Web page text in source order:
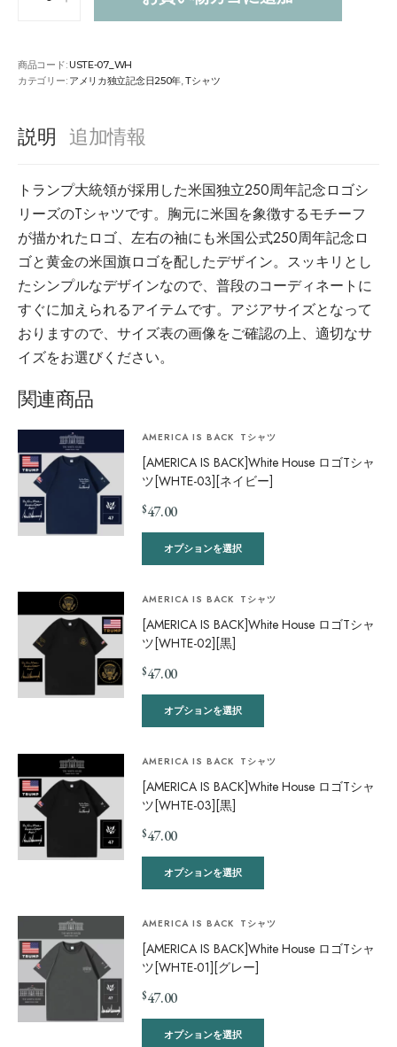
商品コード:USTE-07_WH
カテゴリー: アメリカ独立記念日250年 ,Tシャツ
説明 追加情報
トランプ大統領が採用した米国独立250周年記念ロゴシ
リーズのTシャツです。胸元に米国を象徴するモチーフ
が描かれたロゴ、左右の袖にも米国公式250周年記念ロ
ゴと黄金の米国旗ロゴを配したデザイン。スッキリとし
たシンプルなデザインなので、普段のコーディネートに
すぐに加えられるアイテムです。アジアサイズとなって
おりますので、サイズ表の画像をご確認の上、適切なサ
イズをお選びください。
関連商品
AMERICA IS BACK Tシャツ
[AMERICA IS BACK]White House ロゴTシャ
ツ[WHTE-03][ネイビー]
$47.00
オプションを選択
AMERICA IS BACK Tシャツ
[AMERICA IS BACK]White House ロゴTシャ
ツ[WHTE-02][黒]
$47.00
オプションを選択
AMERICA IS BACK Tシャツ
[AMERICA IS BACK]White House ロゴTシャ
ツ[WHTE-03][黒]
$47.00
オプションを選択
AMERICA IS BACK Tシャツ
[AMERICA IS BACK]White House ロゴTシャ
ツ[WHTE-01][グレー]
$47.00
オプションを選択